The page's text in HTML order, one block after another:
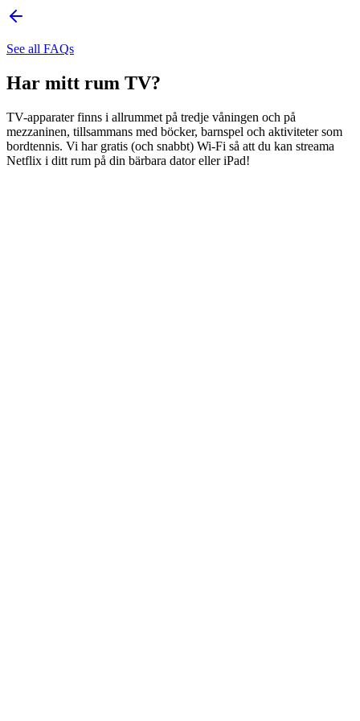
See all FAQs
Har mitt rum TV?
TV-apparater finns i allrummet på tredje våningen och på
mezzaninen, tillsammans med böcker, barnspel och aktiviteter som
bordtennis. Vi har gratis (och snabbt) Wi-Fi så att du kan streama
Netflix i ditt rum på din bärbara dator eller iPad!